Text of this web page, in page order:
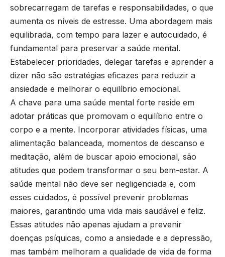
sobrecarregam de tarefas e responsabilidades, o que
aumenta os níveis de estresse. Uma abordagem mais
equilibrada, com tempo para lazer e autocuidado, é
fundamental para preservar a saúde mental.
Estabelecer prioridades, delegar tarefas e aprender a
dizer não são estratégias eficazes para reduzir a
ansiedade e melhorar o equilíbrio emocional.
A chave para uma saúde mental forte reside em
adotar práticas que promovam o equilíbrio entre o
corpo e a mente. Incorporar atividades físicas, uma
alimentação balanceada, momentos de descanso e
meditação, além de buscar apoio emocional, são
atitudes que podem transformar o seu bem-estar. A
saúde mental não deve ser negligenciada e, com
esses cuidados, é possível prevenir problemas
maiores, garantindo uma vida mais saudável e feliz.
Essas atitudes não apenas ajudam a prevenir
doenças psíquicas, como a ansiedade e a depressão,
mas também melhoram a qualidade de vida de forma